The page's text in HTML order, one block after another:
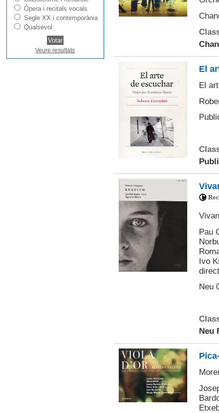
Òpera i recitals vocals
Segle XX i contemporània
Qualsevol
Veure resultats
El
El
Pau
Ivo
Neu
Neu